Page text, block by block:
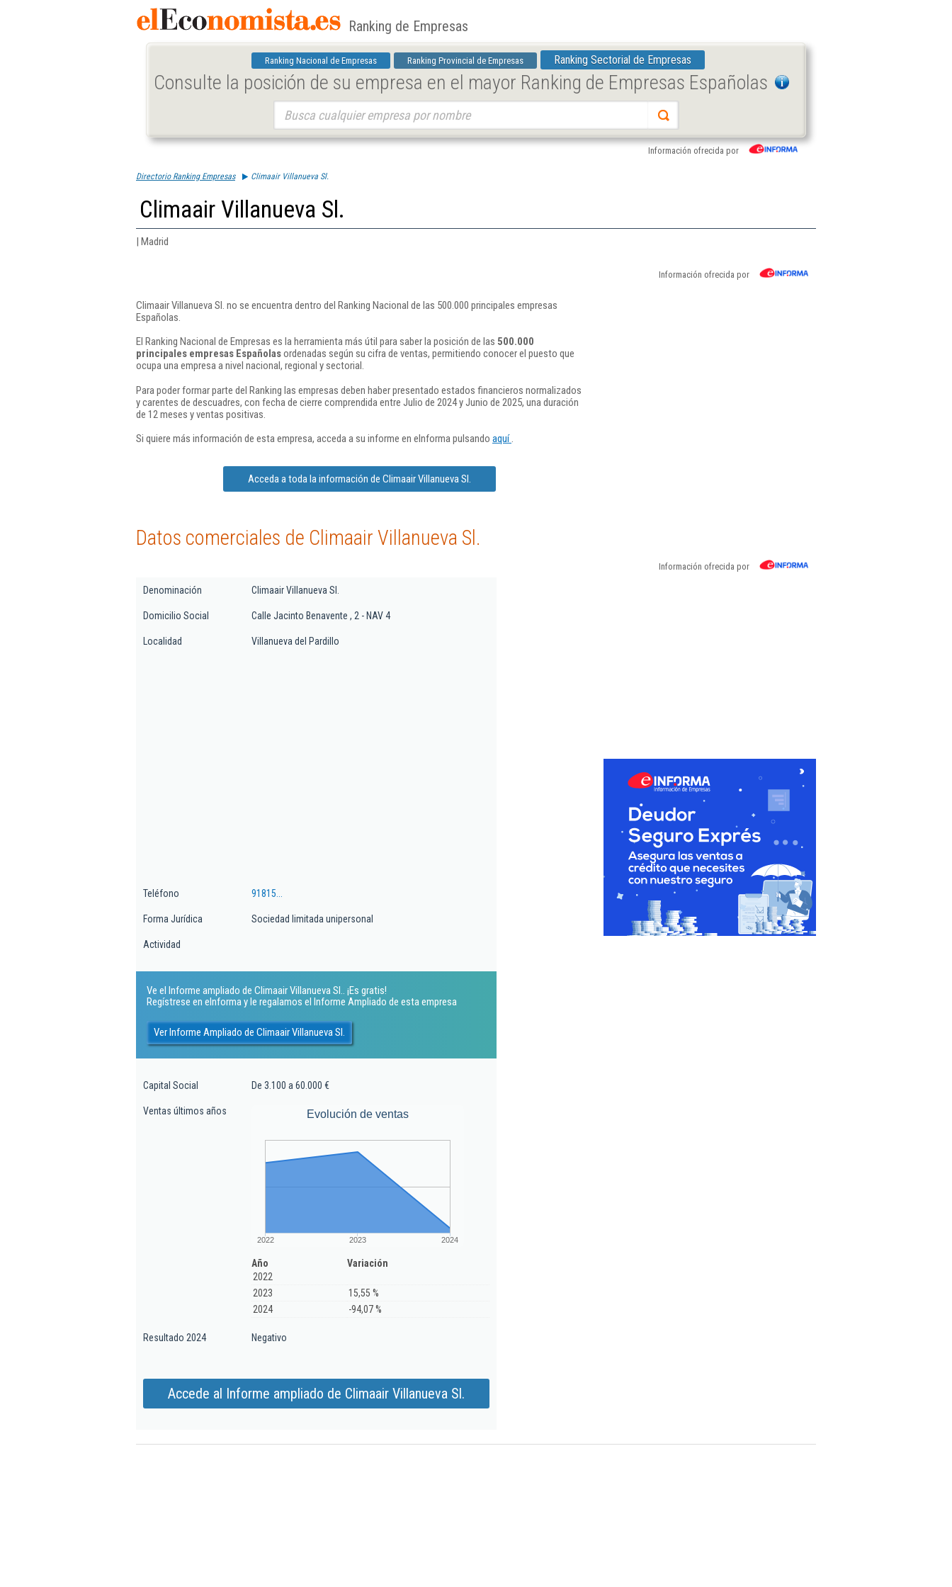
Ranking de Empresas
Ranking Nacional de Empresas Ranking Provincial de Empresas Ranking Sectorial de Empresas
Consulte la posición de su empresa en el mayor Ranking de Empresas Españolas
Información ofrecida por
Directorio Ranking Empresas Climaair Villanueva Sl.
Climaair Villanueva Sl.
| Madrid
Información ofrecida por
Climaair Villanueva Sl. no se encuentra dentro del Ranking Nacional de las 500.000 principales empresas
Españolas.
El Ranking Nacional de Empresas es la herramienta más útil para saber la posición de las 500.000
principales empresas Españolasordenadas según su cifra de ventas, permitiendo conocer el puesto que
ocupa una empresa a nivel nacional, regional y sectorial.
Para poder formar parte del Ranking las empresas deben haber presentado estados financieros normalizados
y carentes de descuadres, con fecha de cierre comprendida entre Julio de 2024 y Junio de 2025, una duración
de 12 meses y ventas positivas.
Si quiere más información de esta empresa, acceda a su informe en eInforma pulsando aquí.
Acceda a toda la información de Climaair Villanueva Sl.
Datos comerciales de Climaair Villanueva Sl.
Información ofrecida por
Denominación Climaair Villanueva Sl.
Domicilio Social Calle Jacinto Benavente , 2 - NAV 4
Localidad Villanueva del Pardillo
Teléfono 91815...
Forma Jurídica Sociedad limitada unipersonal
Actividad
Ve el Informe ampliado de Climaair Villanueva Sl.. ¡Es gratis!
Regístrese en eInforma y le regalamos el Informe Ampliado de esta empresa
Ver Informe Ampliado de Climaair Villanueva Sl.
Capital Social De 3.100 a 60.000 €
Ventas últimos años Evolución de ventas
2022 2023 2024
Año
Variación
2022
2023
15,55 %
2024
-94,07 %
Resultado 2024 Negativo
Accede al Informe ampliado de Climaair Villanueva Sl.